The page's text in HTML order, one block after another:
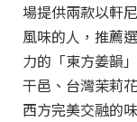
場提供兩款以軒
風味的人，推薦
力的「東方姜韻
干邑、台灣茉莉
西方完美交融的